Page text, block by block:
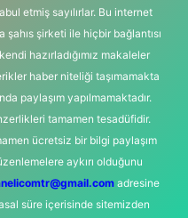
etmiş sayılırlar. Bu internet
şirketi ile hiçbir bağlantısı
hazırladığımız makaleler
haber niteliği taşımamakta
paylaşım yapılmamaktadır.
tamamen tesadüfidir.
ücretsiz bir bilgi paylaşım
aykırı olduğunu
adresine
süre içerisinde sitemizden